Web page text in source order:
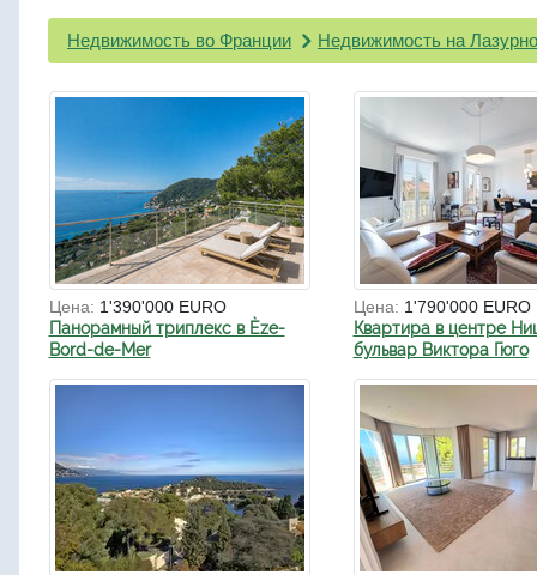
Недвижимость во Франции Недвижимость на
Цена: 1'390'000 EURO
Панорамный триплекс в Èze-
Bord-de-Mer
Цена: 1'790'000 EURO
Квартира в центре
бульвар Виктора Гюго